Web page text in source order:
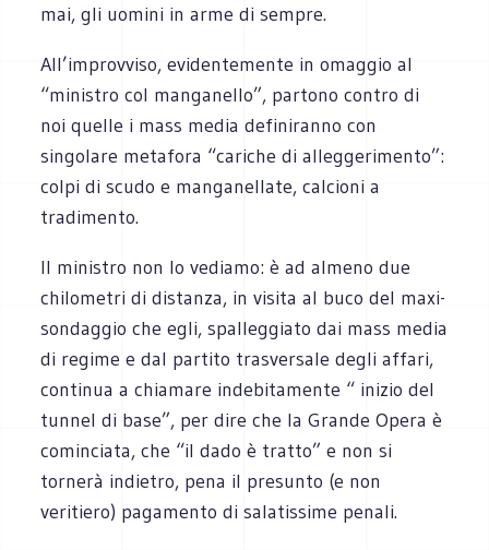
mai, gli uomini in arme di sempre.
All’improvviso, evidentemente in omaggio al
“ministro col manganello”, partono contro di
noi quelle i mass media definiranno con
singolare metafora “cariche di alleggerimento”:
colpi di scudo e manganellate, calcioni a
tradimento.
Il ministro non lo vediamo: è ad almeno due
chilometri di distanza, in visita al buco del maxi-
sondaggio che egli, spalleggiato dai mass media
di regime e dal partito trasversale degli affari,
continua a chiamare indebitamente “ inizio del
tunnel di base”, per dire che la Grande Opera è
cominciata, che “il dado è tratto” e non si
tornerà indietro, pena il presunto (e non
veritiero) pagamento di salatissime penali.